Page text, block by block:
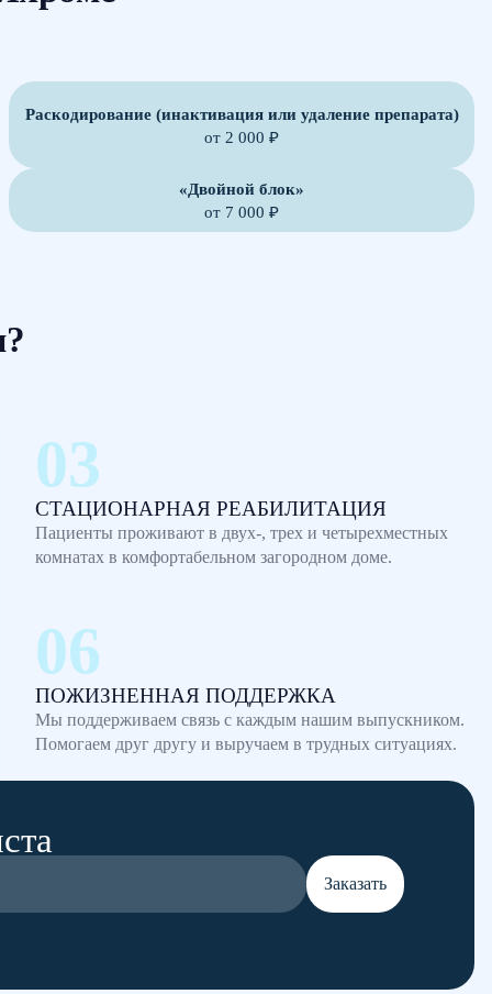
Раскодирование (инактивация или удаление препарата)
от 2 000 ₽
«Двойной блок»
от 7 000 ₽
СТАЦИОНАРНАЯ РЕАБИЛИТАЦИЯ
Пациенты проживают в двух-, трех и четырехместных
комнатах в комфортабельном загородном доме.
ПОЖИЗНЕННАЯ ПОДДЕРЖКА
Мы поддерживаем связь с каждым нашим выпускником.
Помогаем друг другу и выручаем в трудных ситуациях.
Заказать